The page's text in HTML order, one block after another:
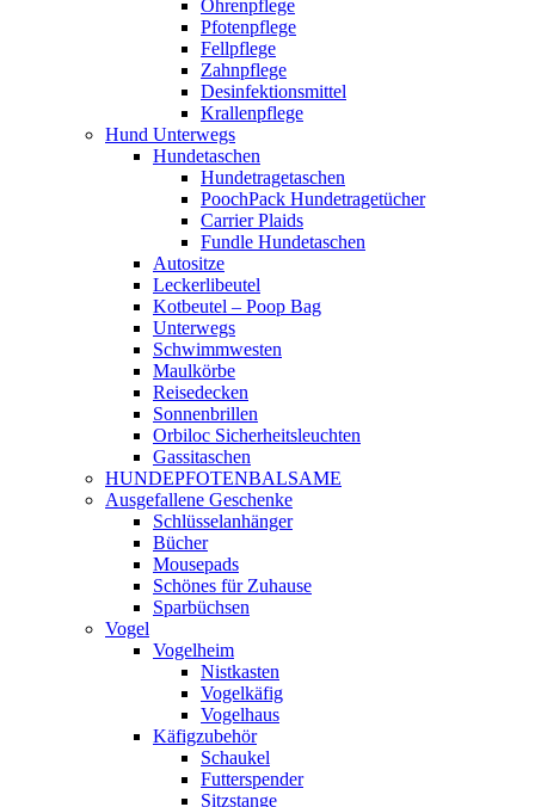
Ohrenpflege
Pfotenpflege
Fellpflege
Zahnpflege
Desinfektionsmittel
Krallenpflege
Hund Unterwegs
Hundetaschen
Hundetragetaschen
PoochPack Hundetragetücher
Carrier Plaids
Fundle Hundetaschen
Autositze
Leckerlibeutel
Kotbeutel – Poop Bag
Unterwegs
Schwimmwesten
Maulkörbe
Reisedecken
Sonnenbrillen
Orbiloc Sicherheitsleuchten
Gassitaschen
HUNDEPFOTENBALSAME
Ausgefallene Geschenke
Schlüsselanhänger
Bücher
Mousepads
Schönes für Zuhause
Sparbüchsen
Vogel
Vogelheim
Nistkasten
Vogelkäfig
Vogelhaus
Käfigzubehör
Schaukel
Futterspender
Sitzstange